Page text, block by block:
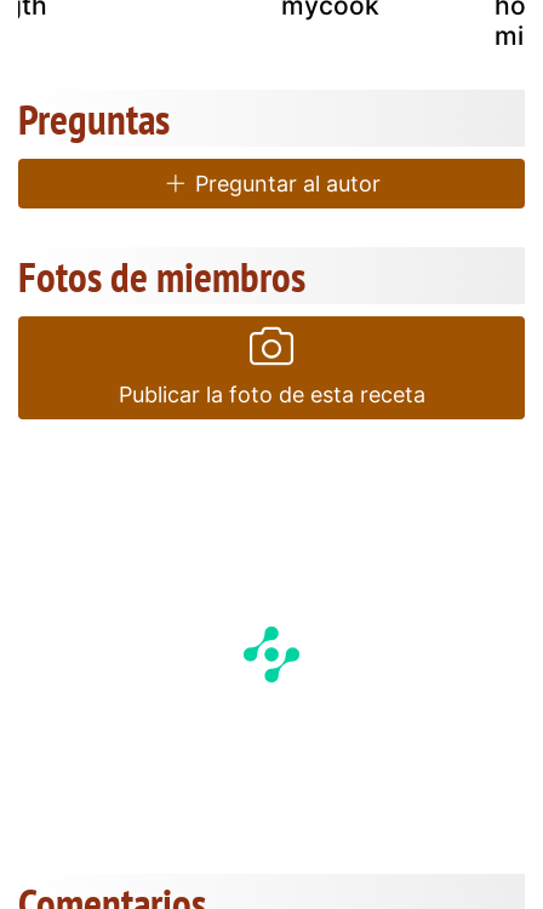
Preguntas
Preguntar al autor
Fotos de miembros
Publicar la foto de esta receta